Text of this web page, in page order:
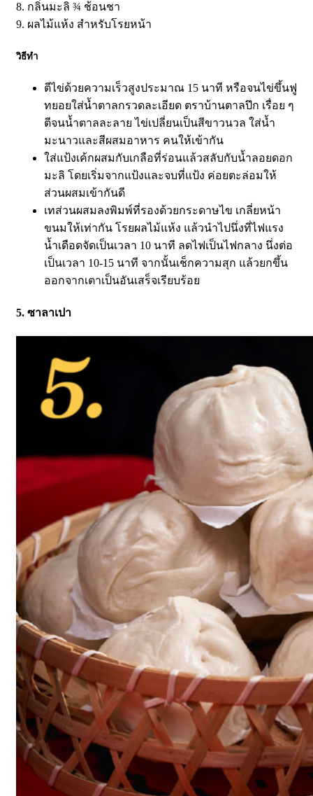
8. กลิ่นมะลิ ¾ ช้อนชา
9. ผลไม้แห้ง สำหรับโรยหน้า
วิธีทำ
ตีไข่ด้วยความเร็วสูงประมาณ 15 นาที หรือจนไข่ขึ้นฟู
ทยอยใส่น้ำตาลกรวดละเอียด ตราบ้านตาลปึก เรื่อย ๆ
ตีจนน้ำตาลละลาย ไข่เปลี่ยนเป็นสีขาวนวล ใส่น้ำ
มะนาวและสีผสมอาหาร คนให้เข้ากัน
ใส่แป้งเค้กผสมกับเกลือที่ร่อนแล้วสลับกับน้ำลอยดอก
มะลิ โดยเริ่มจากแป้งและจบที่แป้ง ค่อยตะล่อมให้
ส่วนผสมเข้ากันดี
เทส่วนผสมลงพิมพ์ที่รองด้วยกระดาษไข เกลี่ยหน้า
ขนมให้เท่ากัน โรยผลไม้แห้ง แล้วนำไปนึ่งที่ไฟแรง
น้ำเดือดจัดเป็นเวลา 10 นาที ลดไฟเป็นไฟกลาง นึ่งต่อ
เป็นเวลา 10-15 นาที จากนั้นเช็กความสุก แล้วยกขึ้น
ออกจากเตาเป็นอันเสร็จเรียบร้อย
5. ซาลาเปา